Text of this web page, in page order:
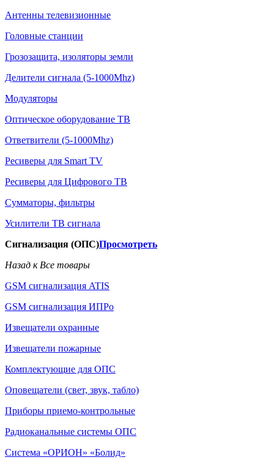
Антенны телевизионные
Головные станции
Грозозащита, изоляторы земли
Делители сигнала (5-1000Mhz)
Модуляторы
Оптическое оборудование ТВ
Ответвители (5-1000Mhz)
Ресиверы для Smart TV
Ресиверы для Цифрового ТВ
Сумматоры, фильтры
Усилители ТВ сигнала
Сигнализация (ОПС)Просмотреть
Назад к Все товары
GSM сигнализация ATIS
GSM сигнализация ИПРо
Извещатели охранные
Извещатели пожарные
Комплектующие для ОПС
Оповещатели (свет, звук, табло)
Приборы приемо-контрольные
Радиоканальные системы ОПС
Система «ОРИОН» «Болид»